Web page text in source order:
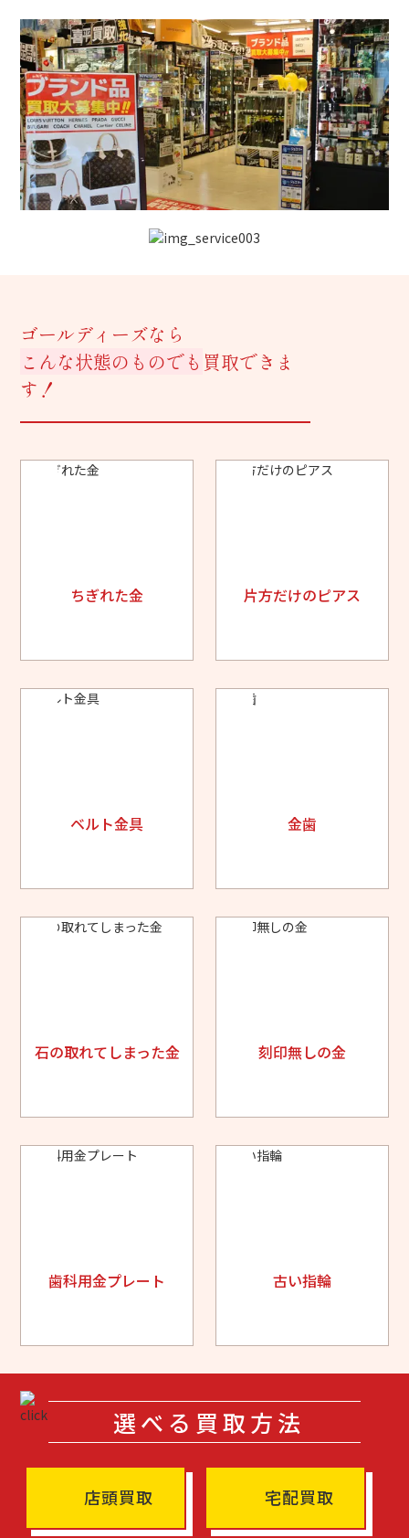
ゴールディーズなら
こんな状態のものでも 買取できま
す！
ちぎれた金 片方だけのピアス
ベルト金具 金歯
石の取れてしまった金 刻印無しの金
歯科用金プレート 古い指輪
選べる買取方法
店頭買取 宅配買取